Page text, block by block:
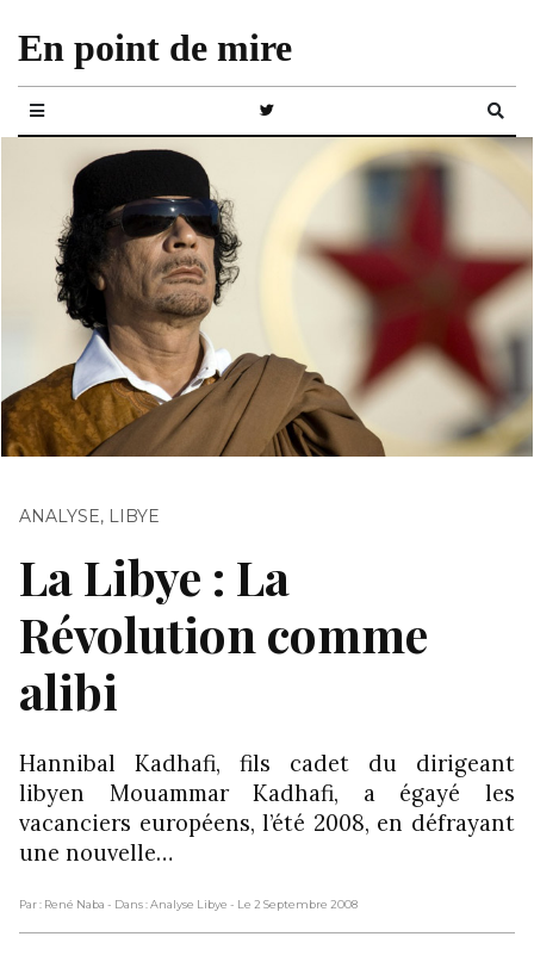
En point de mire
ANALYSE, LIBYE
La Libye : La
Révolution comme
alibi
Hannibal Kadhafi, fils cadet du dirigeant
libyen Mouammar Kadhafi, a égayé les
vacanciers européens, l’été 2008, en défrayant
une nouvelle…
Par : René Naba - Dans : Analyse Libye - Le 2 Septembre 2008